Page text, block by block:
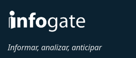
Informar, analizar, anticipar